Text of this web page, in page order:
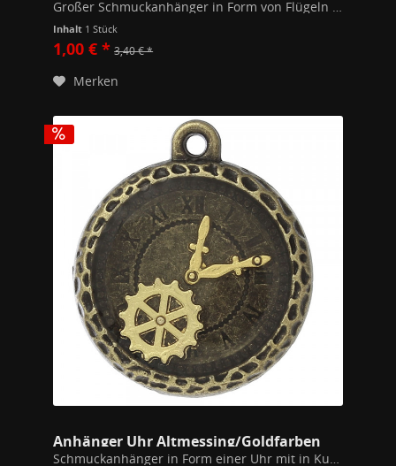
Großer Schmuckanhänger in Form von Flügeln mit fein ausgearbeiteten Federn. 45mm x 68mm Inklusive einem 7mm Biegering zum Auffädeln auf Ketten. Hochwertiges Modeschmuckmaterial (Kupfer/Zink Legierung).
Inhalt 1 Stück
1,00 € * 3,40 € *
Merken
Anhänger Uhr Altmessing/Goldfarben